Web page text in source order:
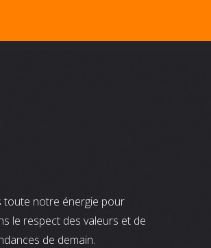
toute notre énergie pour
le respect des valeurs et de
de demain.